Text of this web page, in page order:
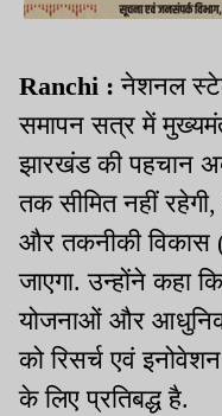
Ranchi : नेशनल
समापन सत्र में
झारखंड की पहचान
तक सीमित नहीं
और तकनीकी विकास
जाएगा. उन्होंने कहा
योजनाओं और
को रिसर्च एवं
के लिए प्रतिबद्ध है.